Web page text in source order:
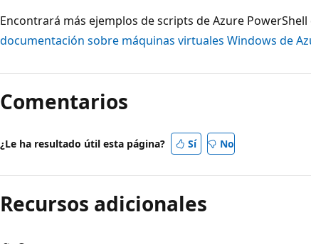
Encontrará más ejemplos de scripts de Azure
documentación sobre máquinas virtuales Windows de
de
lectura
Comentarios
¿Le ha resultado útil esta página? Sí No
Recursos adicionales